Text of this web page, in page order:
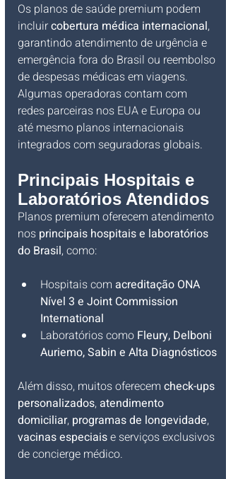
Os planos de saúde premium podem
incluir cobertura médica internacional,
garantindo atendimento de urgência e
emergência fora do Brasil ou reembolso
de despesas médicas em viagens.
Algumas operadoras contam com
redes parceiras nos EUA e Europa ou
até mesmo planos internacionais
integrados com seguradoras globais.
Principais Hospitais e
Laboratórios Atendidos
Planos premium oferecem atendimento
nos principais hospitais e laboratórios
do Brasil, como:
Hospitais com acreditação ONA
Nível 3 e Joint Commission
International
Laboratórios como Fleury, Delboni
Auriemo, Sabin e Alta Diagnósticos
Além disso, muitos oferecem check-ups
personalizados, atendimento
domiciliar, programas de longevidade,
vacinas especiais e serviços exclusivos
de concierge médico.